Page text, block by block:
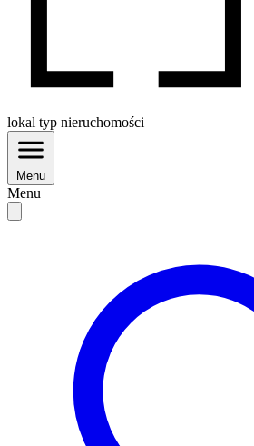
lokal typ nieruchomości
Menu
Menu